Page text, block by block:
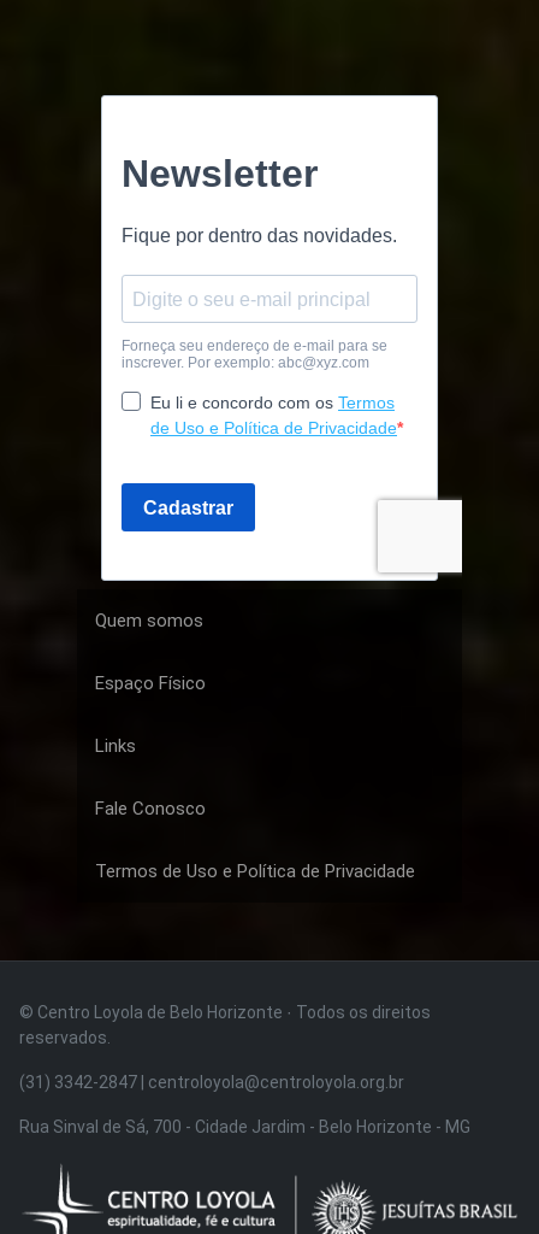
Quem somos
Espaço Físico
Links
Fale Conosco
Termos de Uso e Política de Privacidade
© Centro Loyola de Belo Horizonte · Todos os direitos
reservados.
(31) 3342-2847 | centroloyola@centroloyola.org.br
Rua Sinval de Sá, 700 - Cidade Jardim - Belo Horizonte - MG